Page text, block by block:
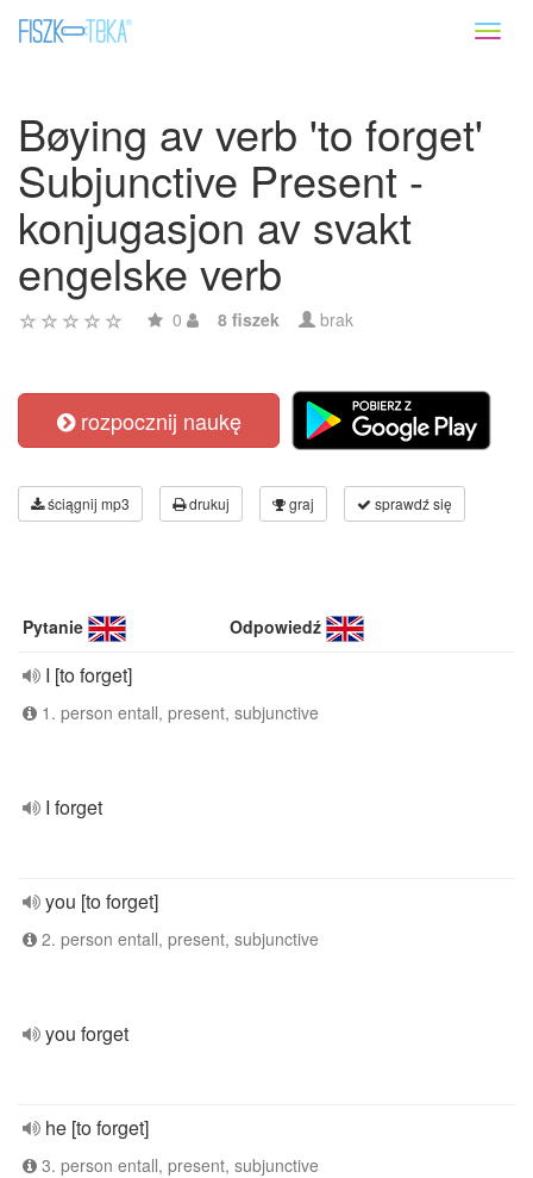
Bøying av verb 'to forget'
Subjunctive Present -
konjugasjon av svakt
engelske verb
0 8 fiszek brak
rozpocznij naukę
ściągnij mp3 drukuj graj sprawdź się
Pytanie Odpowiedź
I [to forget]
1. person entall, present, subjunctive
I forget
you [to forget]
2. person entall, present, subjunctive
you forget
he [to forget]
3. person entall, present, subjunctive